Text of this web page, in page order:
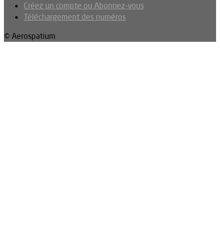
Créez un compte ou Abonnez-vous
Téléchargement des numéros
© Aerospatium